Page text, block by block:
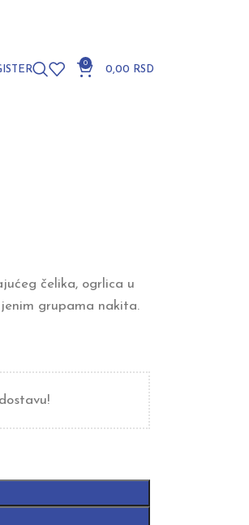
0
0,00 RSD
čelika, ogrlica u
grupama nakita.